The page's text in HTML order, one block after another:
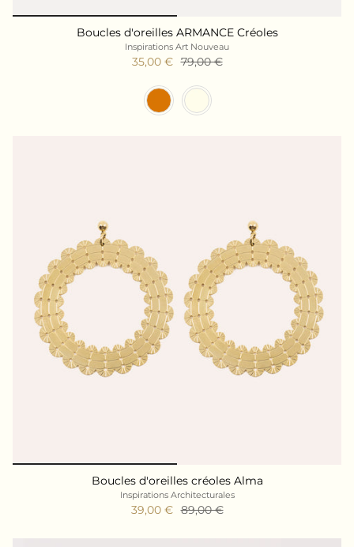
Boucles d'oreilles ARMANCE Créoles
Inspirations Art Nouveau
35,00 € 79,00 €
Boucles d'oreilles créoles Alma
Inspirations Architecturales
39,00 € 89,00 €